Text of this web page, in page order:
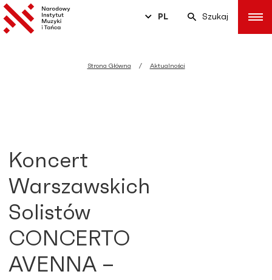
PL Szukaj
Strona Główna Aktualności
Koncert
Warszawskich
Solistów
CONCERTO
AVENNA –